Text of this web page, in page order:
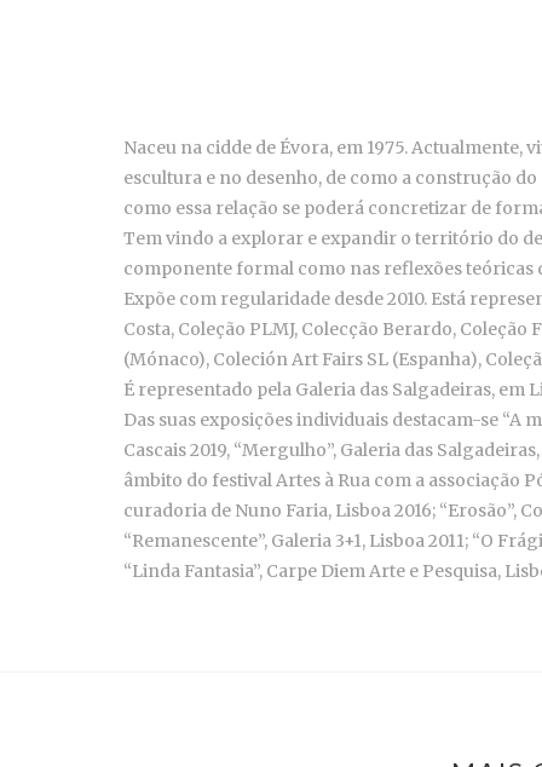
Naceu na cidde de Évora, em 1975. Actualmente,
escultura e no desenho, de como a construção
como essa relação se poderá concretizar de
Tem vindo a explorar e expandir o território do
componente formal como nas reflexões teóricas
Expõe com regularidade desde 2010. Está
Costa, Coleção PLMJ, Colecção Berardo,
(Mónaco), Coleción Art Fairs SL (Espanha),
É representado pela Galeria das Salgadeiras, em
Das suas exposições individuais destacam-se “A
Cascais 2019, “Mergulho”, Galeria das
âmbito do festival Artes à Rua com a associação
curadoria de Nuno Faria, Lisboa 2016; “Erosão”,
“Remanescente”, Galeria 3+1, Lisboa 2011; “O
“Linda Fantasia”, Carpe Diem Arte e Pesquisa,